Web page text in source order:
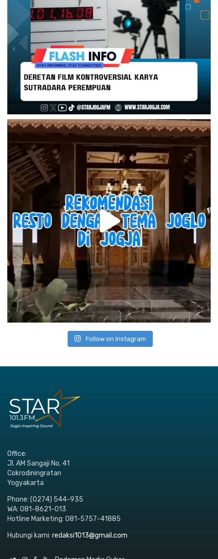
Follow on Instagram
Office:
Jl. AM Sangaji No. 41
Cokrodiningratan
Yogyakarta
Phone: (0274) 544-935
WA: 081-8621-013
Hotline Marketing: 081-5757-41885
Hubungi kami: redaksi1013@gmail.com